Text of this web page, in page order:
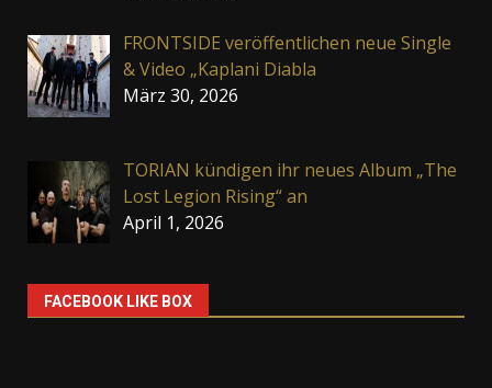
FRONTSIDE veröffentlichen neue Single
& Video „Kaplani Diabla
März 30, 2026
TORIAN kündigen ihr neues Album „The
Lost Legion Rising“ an
April 1, 2026
FACEBOOK LIKE BOX